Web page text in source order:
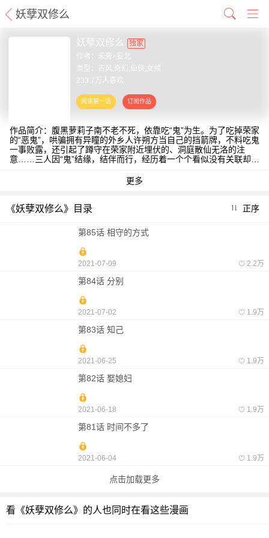
妖孽双修么
妖孽双修么
独家
作者： 禾旁×妄北
类型：古风,奇幻,仙侠,女频
233.7万人喜欢
作品简介：腹黑萝莉子南不老不死，依靠吃“鬼”为生。为了吃掉荣家
的“恶鬼”，哄骗拥有异瞳的外乡人许朔方当自己的挡箭牌，不料吃鬼
一事败露，还引起了蹲守在荣家附近埋伏的、洞庭散仙无洛的注
意……三人因“鬼”结缘，结伴而行，经历着一个个看似没有关联却暗
《妖孽双修么》目录 正序
第85话 相守的方式
2021-07-09 2.2万
第84话 分别
2021-07-02 1.9万
第83话 知己
2021-06-25 1.9万
第82话 娶媳妇
2021-06-18 1.9万
第81话 时间不多了
2021-06-04 1.9万
点击加载更多
看《妖孽双修么》的人也同时在看这些漫画